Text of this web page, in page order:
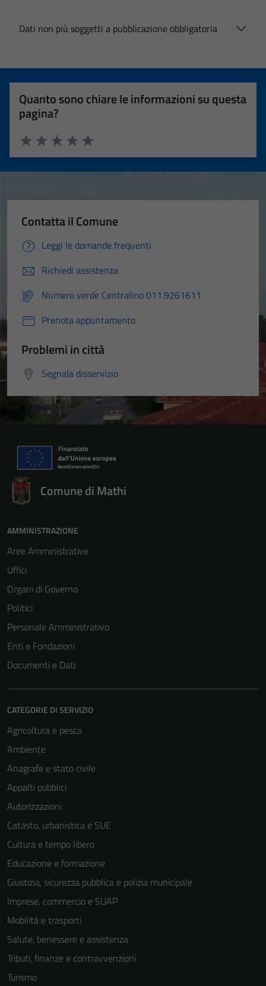
Dati non più soggetti a pubblicazione obbligatoria
Quanto sono chiare le informazioni su questa
pagina?
Valuta 5 stelle su 5
Valuta 4 stelle su 5
Valuta 3 stelle su 5
Valuta 2 stelle su 5
Valuta 1 stelle su 5
Contatta il Comune
Leggi le domande frequenti
Richiedi assistenza
Numero verde Centralino 011.9261611
Prenota appuntamento
Problemi in città
Segnala disservizio
Comune di Mathi
AMMINISTRAZIONE
Aree Amministrative
Uffici
Organi di Governo
Politici
Personale Amministrativo
Enti e Fondazioni
Documenti e Dati
CATEGORIE DI SERVIZIO
Agricoltura e pesca
Ambiente
Anagrafe e stato civile
Appalti pubblici
Autorizzazioni
Catasto, urbanistica e SUE
Cultura e tempo libero
Educazione e formazione
Giustizia, sicurezza pubblica e polizia municipale
Imprese, commercio e SUAP
Mobilità e trasporti
Salute, benessere e assistenza
Tributi, finanze e contravvenzioni
Turismo
sono necessari